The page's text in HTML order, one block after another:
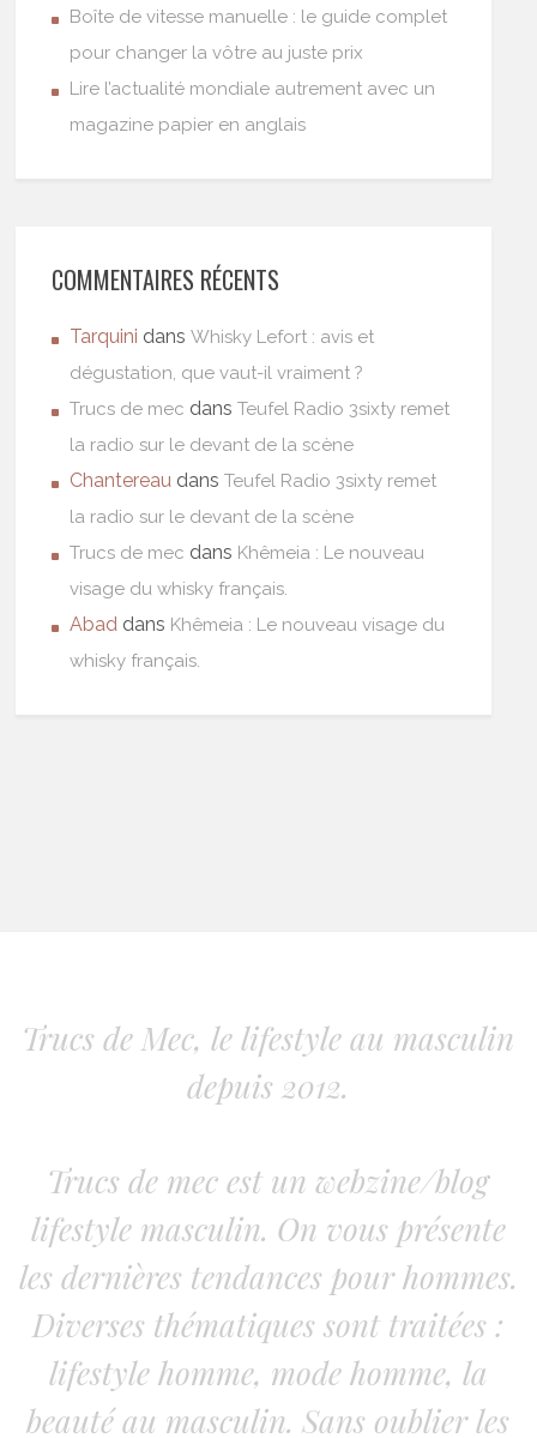
Boîte de vitesse manuelle : le guide complet
pour changer la vôtre au juste prix
Lire l’actualité mondiale autrement avec un
magazine papier en anglais
COMMENTAIRES RÉCENTS
Tarquini dansWhisky Lefort : avis et
dégustation, que vaut-il vraiment ?
Trucs de mec dansTeufel Radio 3sixty remet
la radio sur le devant de la scène
Chantereau dansTeufel Radio 3sixty remet
la radio sur le devant de la scène
Trucs de mec dans Khêmeia : Le nouveau
visage du whisky français.
Abad dans Khêmeia : Le nouveau visage du
whisky français.
Trucs de Mec, le lifestyle au masculin
depuis 2012.
Trucs de mec est un webzine/blog
lifestyle masculin. On vous présente
les dernières tendances pour hommes.
Diverses thématiques sont traitées :
lifestyle homme, mode homme, la
beauté au masculin. Sans oublier les